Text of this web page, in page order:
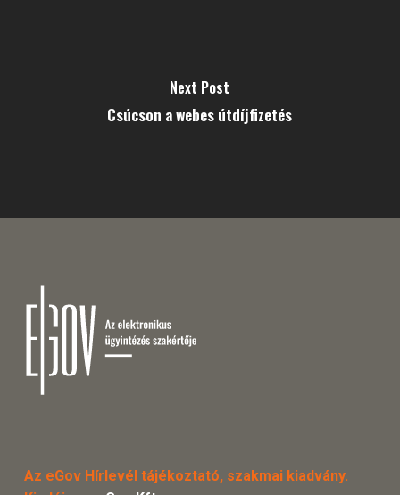
Next Post
Csúcson a webes útdíjfizetés
Az eGov Hírlevél tájékoztató, szakmai kiadvány.